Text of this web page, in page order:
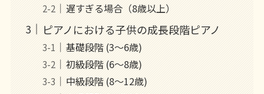
遅すぎる場合（8歳以上）
ピアノにおける子供の成長段階ピアノ
基礎段階 (3～6歳)
初級段階 (6～8歳)
中級段階 (8～12歳)